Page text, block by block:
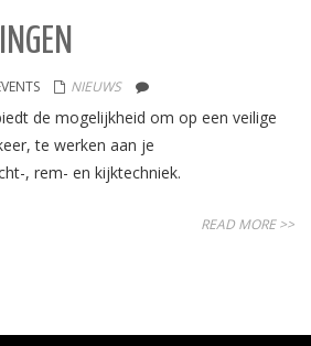
NIEUWS
de mogelijkheid om op een veilige
te werken aan je
, rem- en kijktechniek.
READ MORE >>